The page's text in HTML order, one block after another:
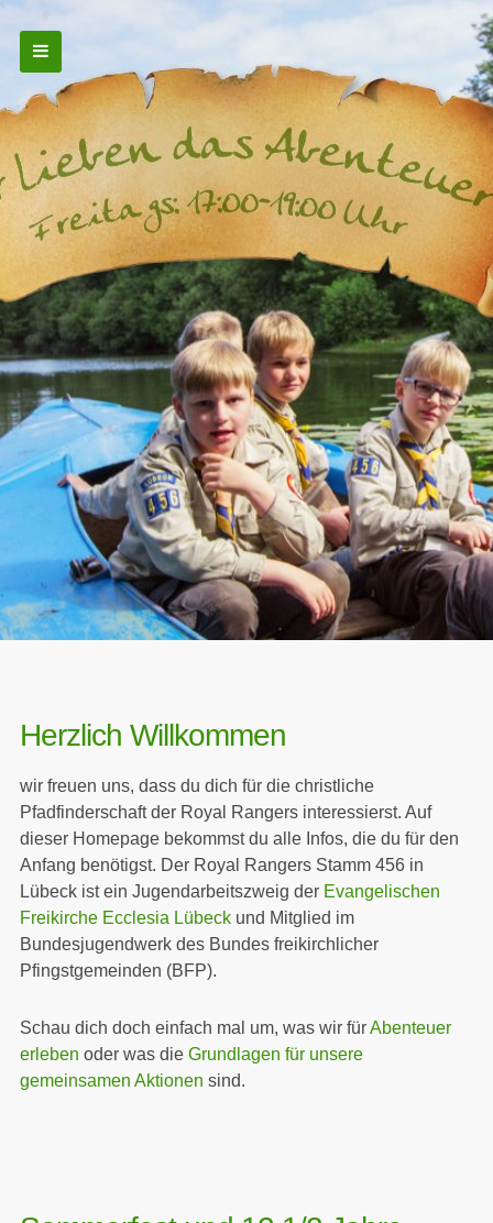
Herzlich Willkommen
wir freuen uns, dass du dich für die christliche
Pfadfinderschaft der Royal Rangers interessierst. Auf
dieser Homepage bekommst du alle Infos, die du für den
Anfang benötigst. Der Royal Rangers Stamm 456 in
Lübeck ist ein Jugendarbeitszweig der Evangelischen
Freikirche Ecclesia Lübeck und Mitglied im
Bundesjugendwerk des Bundes freikirchlicher
Pfingstgemeinden (BFP).
Schau dich doch einfach mal um, was wir fürAbenteuer
erleben oder was die Grundlagen für unsere
gemeinsamen Aktionen sind.